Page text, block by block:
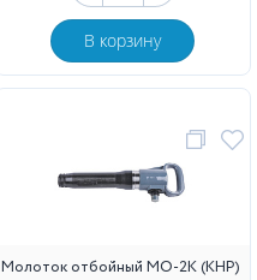
В корзину
Молоток отбойный МО-2К (КНР)